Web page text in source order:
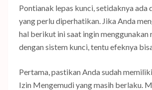
Pontianak lepas kunci, setidaknya ada
yang perlu diperhatikan. Jika Anda
hal berikut ini saat ingin
dengan sistem kunci, tentu efeknya
Pertama, pastikan Anda sudah
Izin Mengemudi yang masih berlaku.